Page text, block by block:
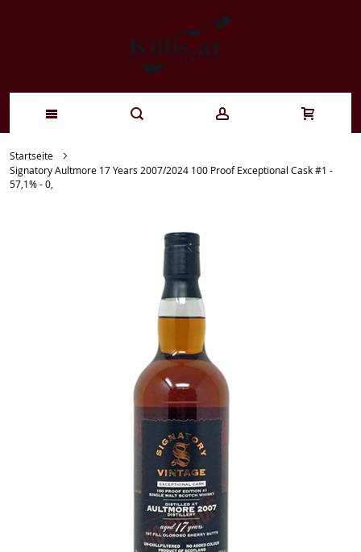
Zum
Inhalt
Startseite
Signatory Aultmore 17 Years 2007/2024 100 Proof Exceptional Cask #1 -
57,1% - 0,